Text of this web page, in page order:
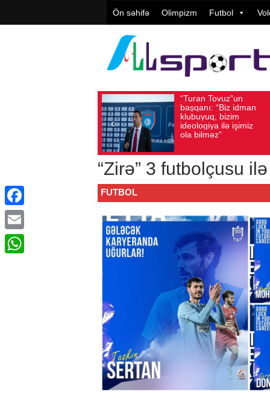
Ön səhifə Olimpizm Futbol
başqanı: “Biz idman
klubuyuq, bizim
ideologiya ilə işimiz
ola bilməz”
Vüqar
yüksək
Avqust 05, 2026
“Zirə” 3 futbolçusu ilə
FUTBOL
Facebook
Email